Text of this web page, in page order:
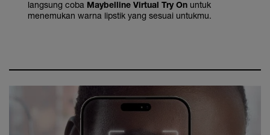
langsung coba Maybelline Virtual Try On untuk
menemukan warna lipstik yang sesuai untukmu.